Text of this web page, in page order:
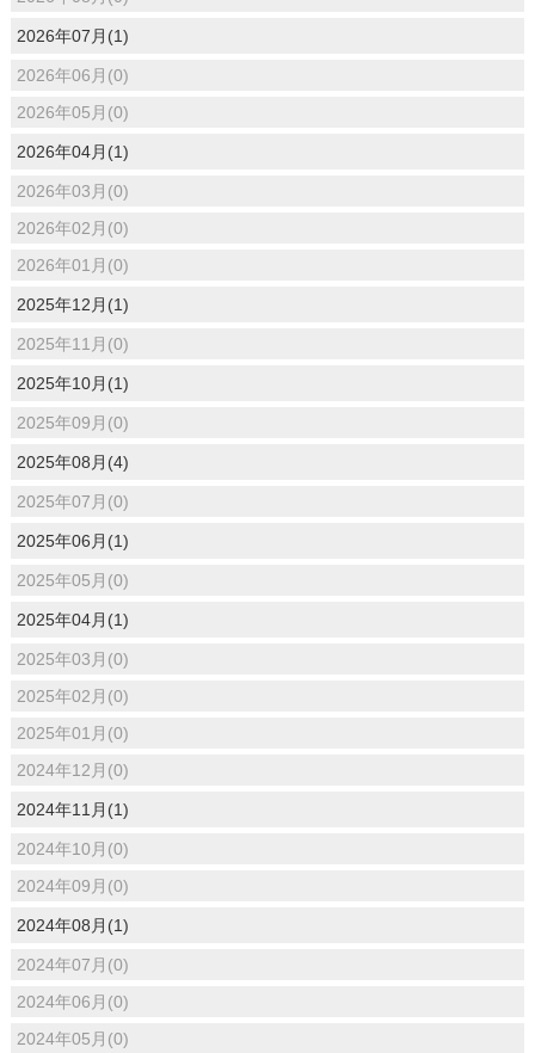
2026年07月(1)
2026年06月(0)
2026年05月(0)
2026年04月(1)
2026年03月(0)
2026年02月(0)
2026年01月(0)
2025年12月(1)
2025年11月(0)
2025年10月(1)
2025年09月(0)
2025年08月(4)
2025年07月(0)
2025年06月(1)
2025年05月(0)
2025年04月(1)
2025年03月(0)
2025年02月(0)
2025年01月(0)
2024年12月(0)
2024年11月(1)
2024年10月(0)
2024年09月(0)
2024年08月(1)
2024年07月(0)
2024年06月(0)
2024年05月(0)